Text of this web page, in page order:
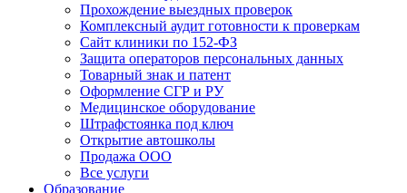
Прохождение выездных проверок
Комплексный аудит готовности к проверкам
Сайт клиники по 152-ФЗ
Защита операторов персональных данных
Товарный знак и патент
Оформление СГР и РУ
Медицинское оборудование
Штрафстоянка под ключ
Открытие автошколы
Продажа ООО
Все услуги
Образование